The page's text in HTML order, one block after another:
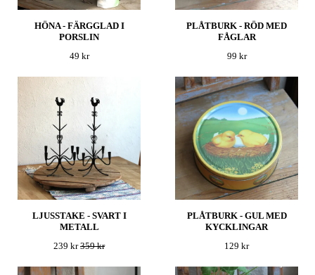
HÖNA - FÄRGGLAD I
PORSLIN
49 kr
PLÅTBURK - RÖD MED
FÅGLAR
99 kr
LJUSSTAKE - SVART I
METALL
239 kr359 kr
PLÅTBURK - GUL MED
KYCKLINGAR
129 kr